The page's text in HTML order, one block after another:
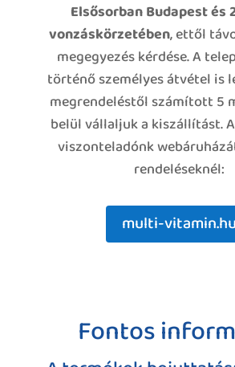
Elsősorban Budapest és
vonzáskörzetében, ettől
megegyezés kérdése. A
történő személyes átvétel is
megrendeléstől számított 5
belül vállaljuk a kiszállítást.
viszonteladónk
rendeléseknél:
multi-vitamin.hu
Fontos